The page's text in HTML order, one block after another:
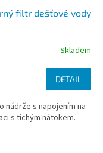
filtr dešťové vody
Skladem
DETAIL
nádrže s napojením na
s tichým nátokem.